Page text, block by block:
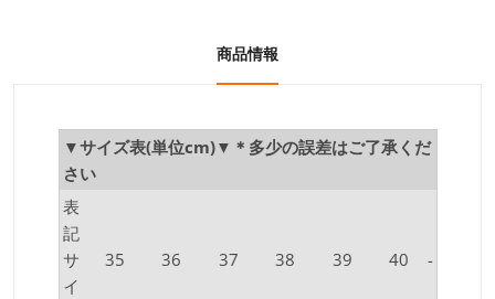
商品情報
▼サイズ表(単位cm)▼＊多少の誤差はご了承くだ
さい
表
記
サ
イ
35 36 37 38 39 40 -